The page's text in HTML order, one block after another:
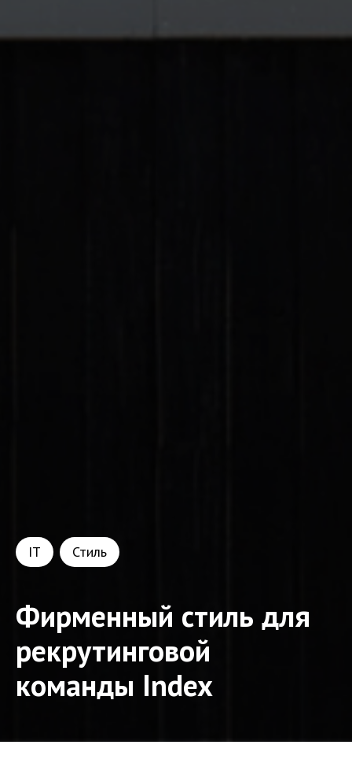
IT Стиль
Фирменный стиль для
рекрутинговой
команды Index